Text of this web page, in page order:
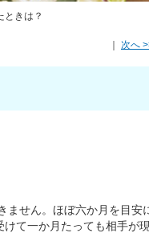
ときは？
｜ 次へ
ません。ほぼ六か月を目安
けて一か月たっても相手が